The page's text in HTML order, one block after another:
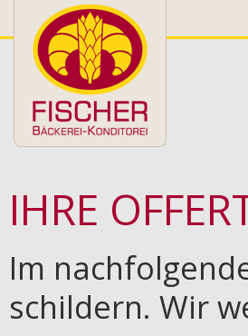
Direkt zum Inhalt
IHRE
Im
schildern. Wir